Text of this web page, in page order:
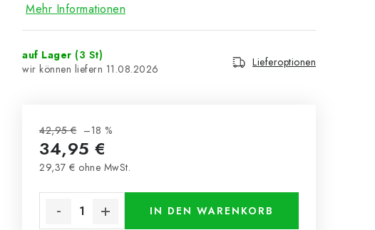
Mehr Informationen
auf Lager (3 St)
11.08.2026
Lieferoptionen
42,95 € –18 %
34,95 €
29,37 € ohne MwSt.
IN DEN WARENKORB